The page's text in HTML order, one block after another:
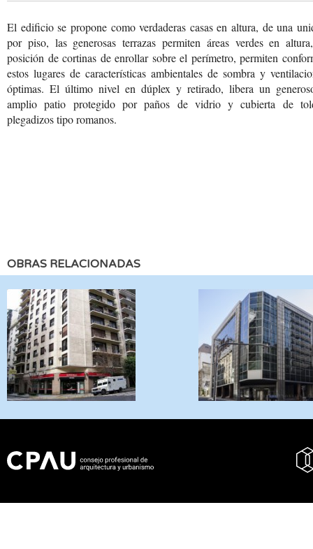
El edificio se propone como verdaderas casas en altura, de una
por piso, las generosas terrazas permiten áreas verdes en
posición de cortinas de enrollar sobre el perímetro, permiten
estos lugares de características ambientales de sombra y
óptimas. El último nivel en dúplex y retirado, libera un
amplio patio protegido por paños de vidrio y cubierta de
plegadizos tipo romanos.
OBRAS RELACIONADAS